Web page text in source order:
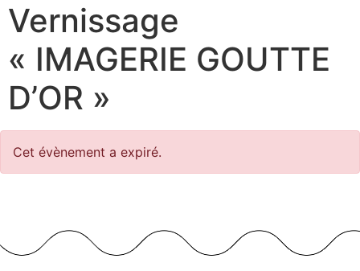
Vernissage
« IMAGERIE GOUTTE
D’OR »
Cet évènement a expiré.